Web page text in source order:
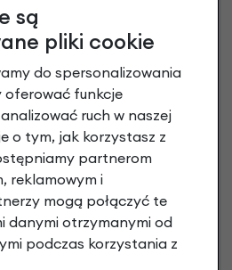
60 miesięcy
szczegóły
są
pliki cookie
do spersonalizowania
oferować funkcje
ruch w naszej
o tym, jak korzystasz z
partnerom
reklamowym i
mogą połączyć te
danymi otrzymanymi od
podczas korzystania z